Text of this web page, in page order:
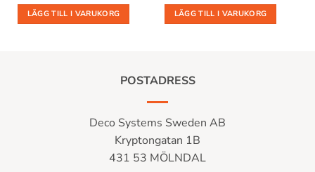
LÄGG TILL I VARUKORG LÄGG TILL I VARUKORG
POSTADRESS
Deco Systems Sweden AB
Kryptongatan 1B
431 53 MÖLNDAL